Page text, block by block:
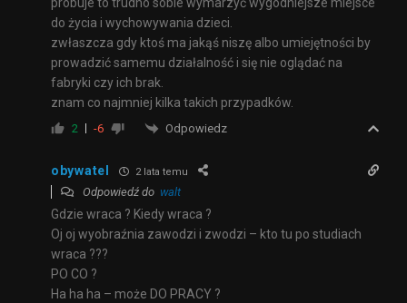
do życia i wychowywania dzieci.
zwłaszcza gdy ktoś ma jakąś niszę albo umiejętności by
prowadzić samemu działalność i się nie oglądać na
fabryki czy ich brak.
znam co najmniej kilka takich przypadków.
2 -6 Odpowiedz
obywatel 2 lata temu
Odpowiedź do walt
Gdzie wraca ? Kiedy wraca ?
Oj oj wyobraźnia zawodzi i zwodzi – kto tu po studiach
wraca ???
PO CO ?
Ha ha ha – może DO PRACY ?